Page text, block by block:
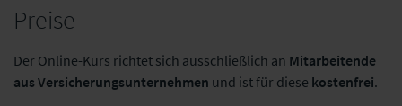
Preise
Der Online-Kurs richtet sich ausschließlich an Mitarbeitende
aus Versicherungsunternehmen und ist für diese kostenfrei.